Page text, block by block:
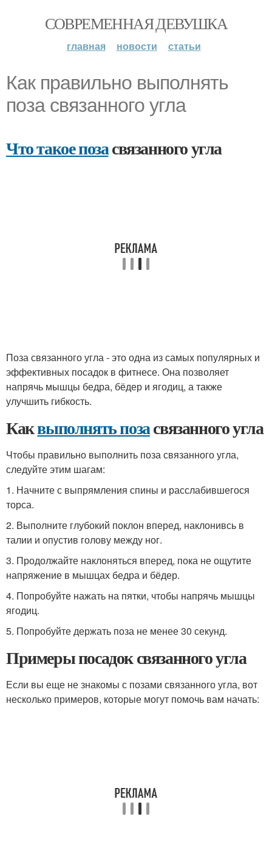
СОВРЕМЕННАЯ ДЕВУШКА
главная новости статьи
Как правильно выполнять
поза связанного угла
Что такое позасвязанного угла
Поза связанного угла - это одна из самых популярных и
эффективных посадок в фитнесе. Она позволяет
напрячь мышцы бедра, бёдер и ягодиц, а также
улучшить гибкость.
Каквыполнять позасвязанного угла
Чтобы правильно выполнить поза связанного угла,
следуйте этим шагам:
1. Начните с выпрямления спины и расслабившегося
торса.
2. Выполните глубокий поклон вперед, наклонивсь в
талии и опустив голову между ног.
3. Продолжайте наклоняться вперед, пока не ощутите
напряжение в мышцах бедра и бёдер.
4. Попробуйте нажать на пятки, чтобы напрячь мышцы
ягодиц.
5. Попробуйте держать поза не менее 30 секунд.
Примеры посадок связанного угла
Если вы еще не знакомы с позами связанного угла, вот
несколько примеров, которые могут помочь вам начать: